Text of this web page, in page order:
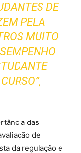
DE
PELA
MUITO
das
de
da regulação e